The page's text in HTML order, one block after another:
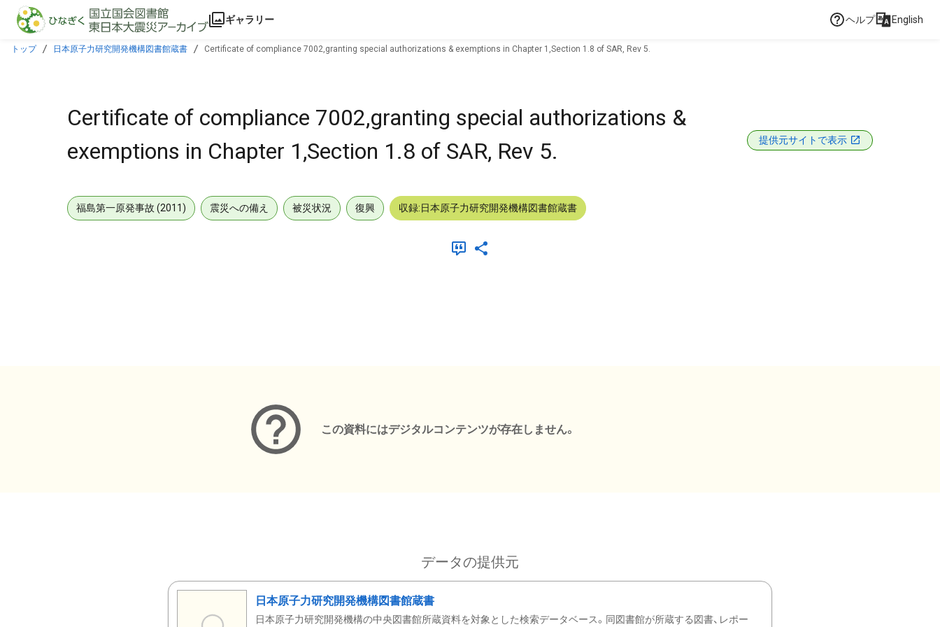
本文に飛ぶ
ギャラリー ヘルプ English
トップ 日本原子力研究開発機構図書館蔵書 Certificate of compliance 7002,granting special authorizations & exemptions in Chapter 1,Section 1.8 of SAR, Rev 5.
Certificate of compliance 7002,granting special authorizations &
exemptions in Chapter 1,Section 1.8 of SAR, Rev 5.
提供元サイトで表示
福島第一原発事故 (2011) 震災への備え 被災状況 復興 収録:日本原子力研究開発機構図書館蔵書
この資料にはデジタルコンテンツが存在しません。
データの提供元
日本原子力研究開発機構図書館蔵書
日本原子力研究開発機構の中央図書館所蔵資料を対象とした検索データベース。同図書館が所蔵する図書、レポー